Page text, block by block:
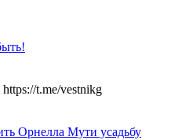
t.me/vestnikg
Орнелла Мути усадьбу